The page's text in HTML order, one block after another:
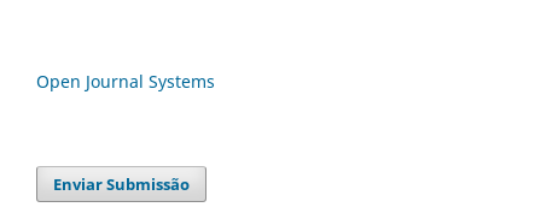
Open Journal Systems
Enviar Submissão